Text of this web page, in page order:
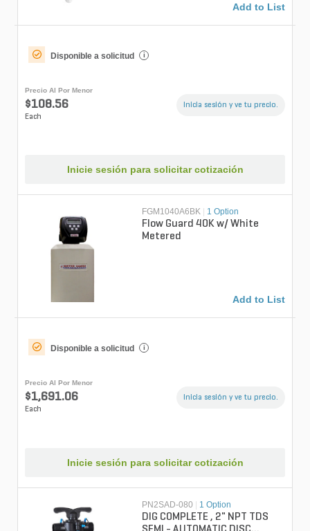
Add to List
Disponible a solicitud i
Precio Al Por Menor
$108.56
Each
Inicia sesión y ve tu precio.
Inicie sesión para solicitar cotización
FGM1040A6BK 1 Option
Flow Guard 40K w/ White
Metered
Add to List
Disponible a solicitud i
Precio Al Por Menor
$1,691.06
Each
Inicia sesión y ve tu precio.
Inicie sesión para solicitar cotización
PN2SAD-080 | 1 Option
DIG COMPLETE , 2" NPT TDS